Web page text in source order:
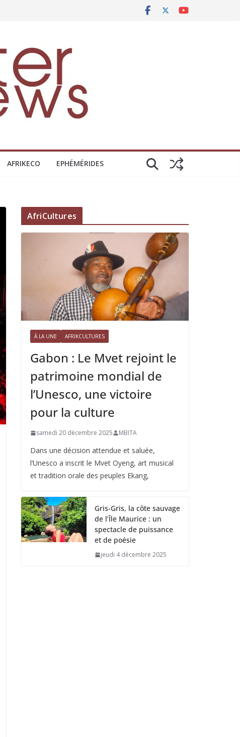
AFRIKECO EPHÉMÉRIDES
AfriCultures
À LA UNE AFRIKCULTURES
Gabon : Le Mvet rejoint le
patrimoine mondial de
l’Unesco, une victoire
pour la culture
samedi 20 décembre 2025 MBITA
Dans une décision attendue et saluée,
l’Unesco a inscrit le Mvet Oyeng, art musical
et tradition orale des peuples Ekang,
Gris-Gris, la côte sauvage
de l’Île Maurice : un
spectacle de puissance
et de poésie
jeudi 4 décembre 2025